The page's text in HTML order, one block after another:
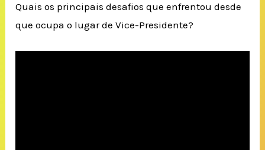
Quais os principais desafios que enfrentou desde
que ocupa o lugar de Vice-Presidente?